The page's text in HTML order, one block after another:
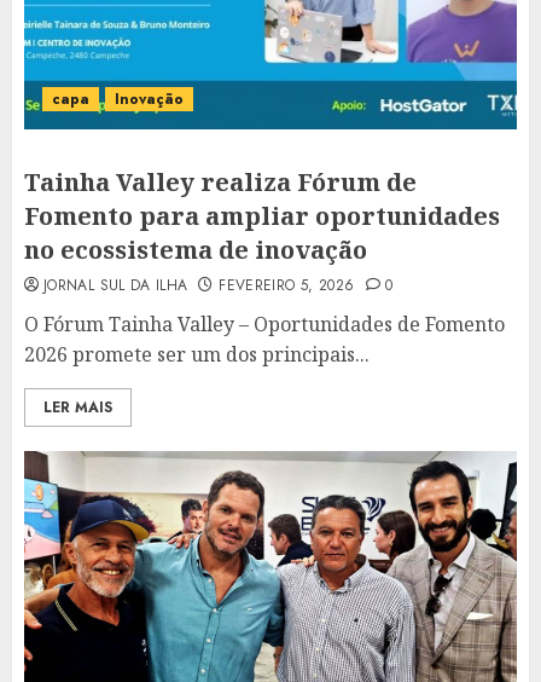
capa Inovação
Tainha Valley realiza Fórum de
Fomento para ampliar oportunidades
no ecossistema de inovação
JORNAL SUL DA ILHA FEVEREIRO 5, 2026 0
O Fórum Tainha Valley – Oportunidades de Fomento
2026 promete ser um dos principais...
LER MAIS